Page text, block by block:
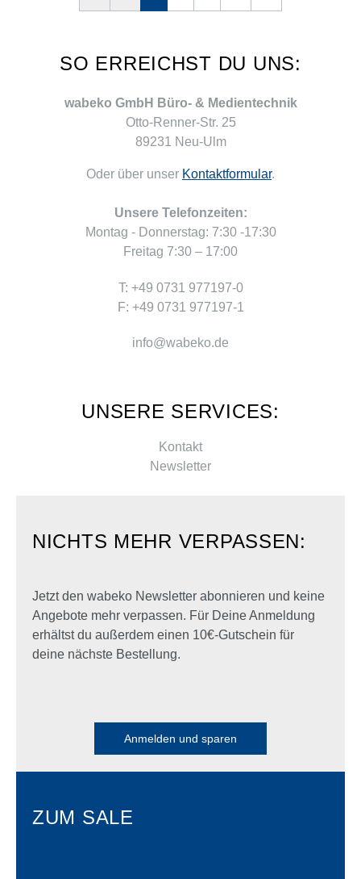
SO ERREICHST DU UNS:
wabeko GmbH Büro- & Medientechnik
Otto-Renner-Str. 25
89231 Neu-Ulm
Oder über unser Kontaktformular.
Unsere Telefonzeiten:
Montag - Donnerstag: 7:30 -17:30
Freitag 7:30 – 17:00
T: +49 0731 977197-0
F: +49 0731 977197-1
info@wabeko.de
UNSERE SERVICES:
Kontakt
Newsletter
NICHTS MEHR VERPASSEN:
Jetzt den wabeko Newsletter abonnieren und keine
Angebote mehr verpassen. Für Deine Anmeldung
erhältst du außerdem einen 10€-Gutschein für
deine nächste Bestellung.
Anmelden und sparen
ZUM SALE